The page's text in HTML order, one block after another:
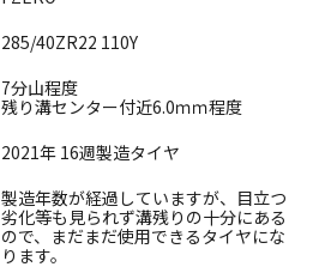
285/40ZR22 110Y
7分山程度
残り溝センター付近6.0ｍｍ程度
2021年 16週製造タイヤ
製造年数が経過していますが、目立つ
劣化等も見られず溝残りの十分にある
ので、まだまだ使用できるタイヤにな
ります。